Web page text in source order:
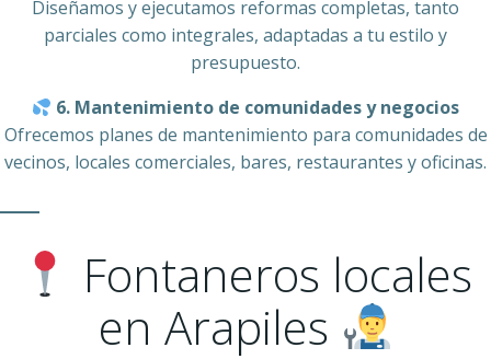
Diseñamos y ejecutamos reformas completas, tanto
parciales como integrales, adaptadas a tu estilo y
presupuesto.
6. Mantenimiento de comunidades y negocios
Ofrecemos planes de mantenimiento para comunidades de
vecinos, locales comerciales, bares, restaurantes y oficinas.
Fontaneros locales
en Arapiles